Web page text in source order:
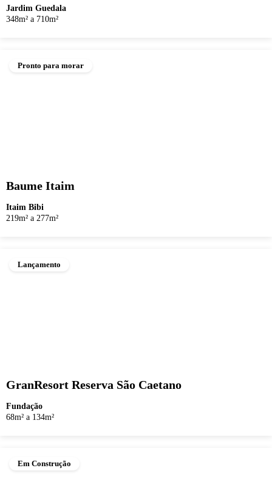
Jardim Guedala
348m² a 710m²
Pronto para morar
Baume Itaim
Itaim Bibi
219m² a 277m²
Lançamento
GranResort Reserva São Caetano
Fundação
68m² a 134m²
Em Construção